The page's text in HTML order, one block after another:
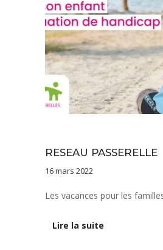
RESEAU PASSERELLE
16 mars 2022
Les vacances pour les
Lire la suite